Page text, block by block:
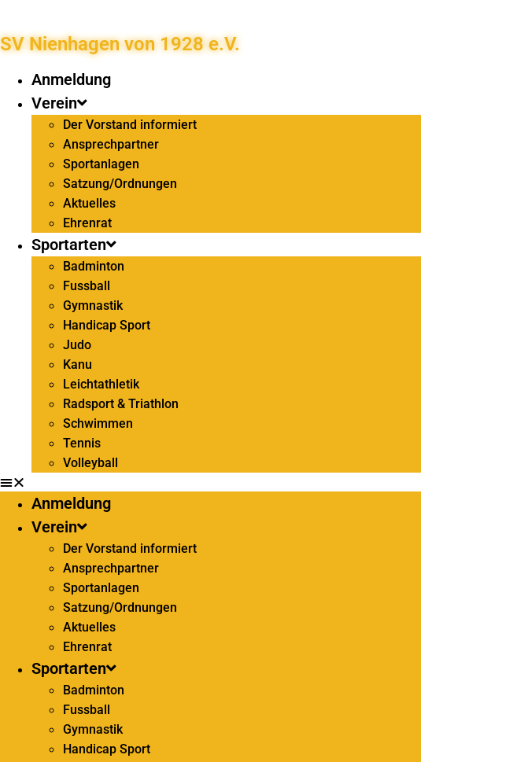
SV Nienhagen von 1928 e.V.
Anmeldung
Verein
Der Vorstand informiert
Ansprechpartner
Sportanlagen
Satzung/Ordnungen
Aktuelles
Ehrenrat
Sportarten
Badminton
Fussball
Gymnastik
Handicap Sport
Judo
Kanu
Leichtathletik
Radsport & Triathlon
Schwimmen
Tennis
Volleyball
Anmeldung
Verein
Der Vorstand informiert
Ansprechpartner
Sportanlagen
Satzung/Ordnungen
Aktuelles
Ehrenrat
Sportarten
Badminton
Fussball
Gymnastik
Handicap Sport